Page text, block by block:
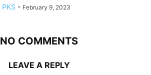
PKS - February 9, 2023
NO COMMENTS
LEAVE A REPLY